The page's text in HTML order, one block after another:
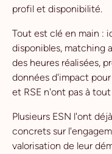
profil et disponibilité.
Tout est clé en main :
disponibles, matching
des heures réalisées,
données d'impact
et RSE n'ont pas à
Plusieurs ESN l'ont
concrets sur
valorisation de leur